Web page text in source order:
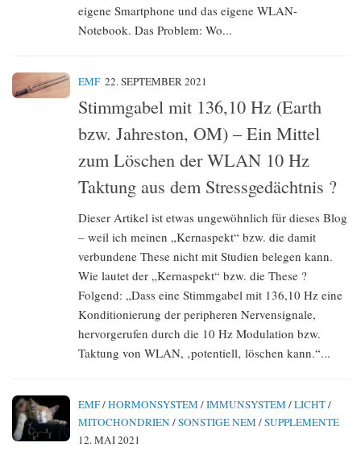
eigene Smartphone und das eigene WLAN-
Notebook. Das Problem: Wo...
EMF 22. SEPTEMBER 2021
Stimmgabel mit 136,10 Hz (Earth
bzw. Jahreston, OM) – Ein Mittel
zum Löschen der WLAN 10 Hz
Taktung aus dem Stressgedächtnis ?
Dieser Artikel ist etwas ungewöhnlich für dieses Blog
– weil ich meinen „Kernaspekt“ bzw. die damit
verbundene These nicht mit Studien belegen kann.
Wie lautet der „Kernaspekt“ bzw. die These ?
Folgend: „Dass eine Stimmgabel mit 136,10 Hz eine
Konditionierung der peripheren Nervensignale,
hervorgerufen durch die 10 Hz Modulation bzw.
Taktung von WLAN, ‚potentiell‚ löschen kann.“...
EMF/HORMONSYSTEM /IMMUNSYSTEM /LICHT/
MITOCHONDRIEN /SONSTIGE NEM /SUPPLEMENTE
12. MAI 2021